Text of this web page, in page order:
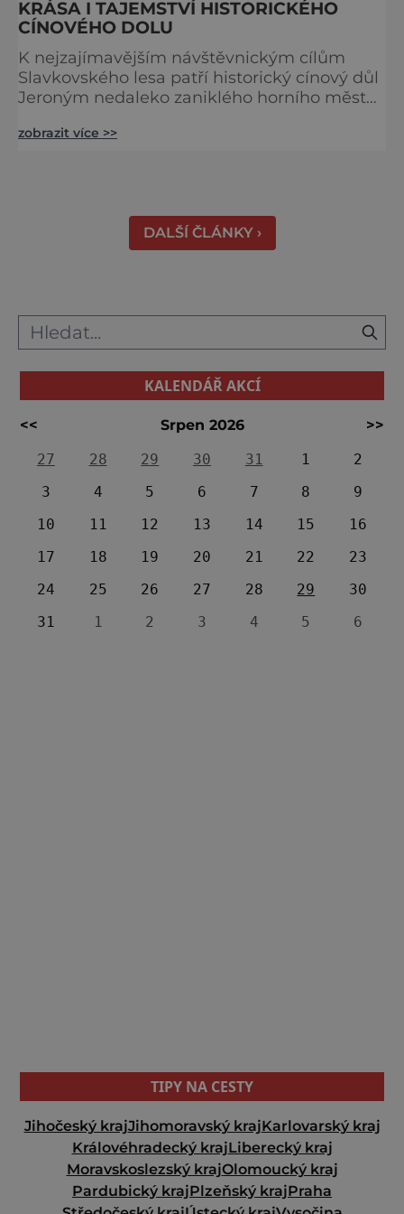
KRÁSA I TAJEMSTVÍ HISTORICKÉHO
CÍNOVÉHO DOLU
K nejzajímavějším návštěvnickým cílům
Slavkovského lesa patří historický cínový důl
Jeroným nedaleko zaniklého horního města
středověku. Národní kulturní památka je
práci tehdejších horníků. [gallery
ids="91631,91630,91632,91633,91634,91635,9
zobrazit více >>
DALŠÍ ČLÁNKY ›
KALENDÁŘ AKCÍ
<< Srpen 2026
>>
27
28 29 30 31 1
2
3
4 5 6 7 8
9
10
11 12 13 14 15
16
17
18 19 20 21 22
23
24
25 26 27 28 29
30
31
1 2 3 4 5 6
TIPY NA CESTY
Jihočeský krajJihomoravský krajKarlovarský kraj
Královéhradecký krajLiberecký kraj
Moravskoslezský krajOlomoucký kraj
Pardubický krajPlzeňský krajPraha